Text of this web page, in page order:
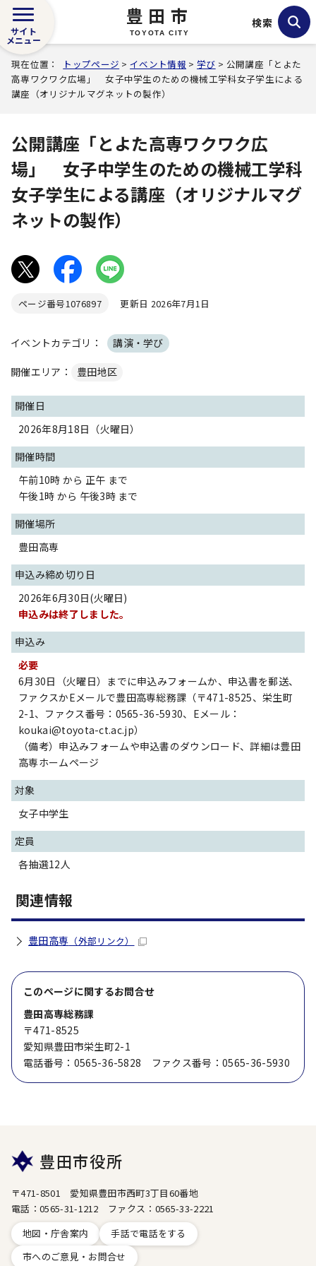
豊田市
TOYOTA CITY
サイト
メニュー
検索
現在位置： トップページ >イベント情報 > 学び > 公開講座「とよた
高専ワクワク広場」 女子中学生のための機械工学科女子学生による
講座（オリジナルマグネットの製作）
公開講座「とよた高専ワクワク広
場」 女子中学生のための機械工学科
女子学生による講座（オリジナルマグ
ネットの製作）
ページ番号1076897 更新日 2026年7月1日
イベントカテゴリ： 講演・学び
開催エリア： 豊田地区
開催日
2026年8月18日（火曜日）
開催時間
午前10時 から 正午 まで
午後1時 から 午後3時 まで
開催場所
豊田高専
申込み締め切り日
2026年6月30日(火曜日)
申込みは終了しました。
申込み
必要
6月30日（火曜日）までに申込みフォームか、申込書を郵送、
ファクスかEメールで豊田高専総務課（〒471-8525、栄生町
2-1、ファクス番号：0565-36-5930、Eメール：
koukai@toyota-ct.ac.jp）
（備考）申込みフォームや申込書のダウンロード、詳細は豊田
高専ホームページ
対象
女子中学生
定員
各抽選12人
関連情報
豊田高専 （外部リンク）
このページに関するお問合せ
豊田高専総務課
〒471-8525
愛知県豊田市栄生町2-1
電話番号：0565-36-5828 ファクス番号：0565-36-5930
豊田市役所
〒471-8501 愛知県豊田市西町3丁目60番地
電話：0565-31-1212 ファクス：0565-33-2221
地図・庁舎案内
手話で電話をする
市へのご意見・お問合せ